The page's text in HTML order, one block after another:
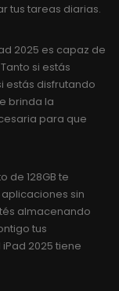
tus tareas diarias.
2025 es capaz de
si estás
estás disfrutando
brinda la
para que
128GB te
sin
almacenando
tus
2025 tiene